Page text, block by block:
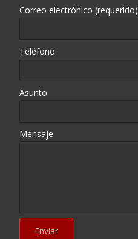
Correo electrónico (requerido)
Teléfono
Asunto
Mensaje